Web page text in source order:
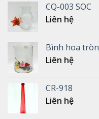
CQ-003 SOC
Liên hệ
Bình hoa tròn
Liên hệ
CR-918
Liên hệ